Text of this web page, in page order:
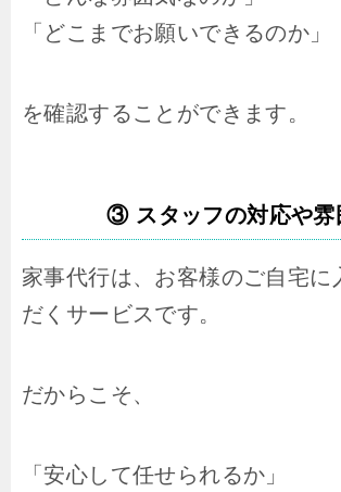
「どこまでお願いできるのか」
を確認することができます。
③ スタッフの対応や雰
家事代行は、お客様のご自宅に
だくサービスです。
だからこそ、
「安心して任せられるか」